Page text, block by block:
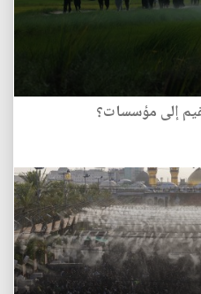
إلى مؤسسات؟